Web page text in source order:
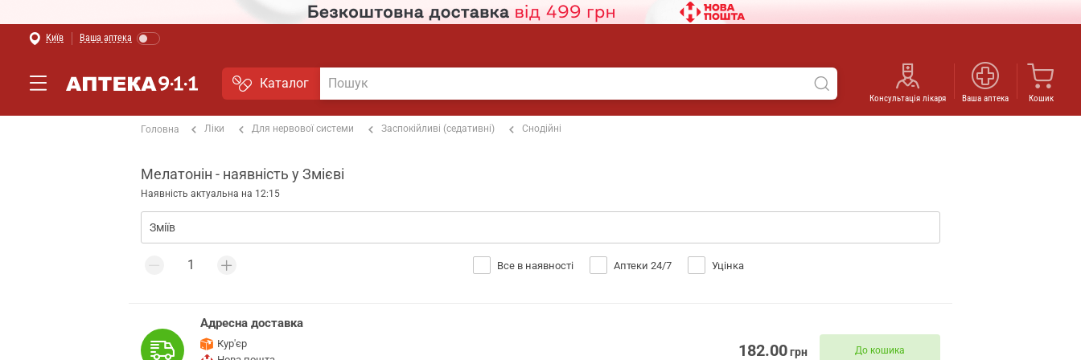
Київ Ваша аптека
Каталог
Консультація лікаря Ваша аптека Кошик
Головна Ліки Для нервової системи Заспокійливі (седативні) Снодійні
Мелатонін - наявність у Змієві
Наявність актуальна на 12:15
Все в наявності Аптеки 24/7 Уцінка
Адресна доставка
Кур'єр
182.00грн До кошика